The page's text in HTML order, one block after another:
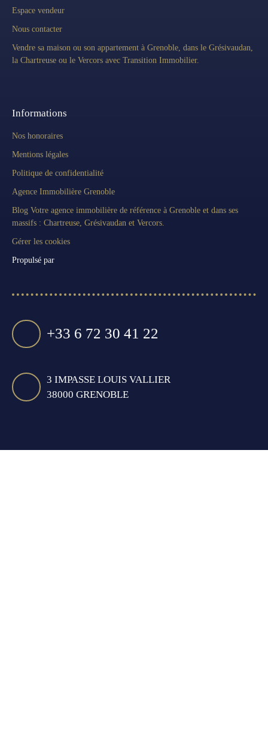
Espace vendeur
Nous contacter
Vendre sa maison ou son appartement à Grenoble, dans le Grésivaudan,
la Chartreuse ou le Vercors avec Transition Immobilier.
Informations
Nos honoraires
Mentions légales
Politique de confidentialité
Agence Immobilière Grenoble
Blog Votre agence immobilière de référence à Grenoble et dans ses
massifs : Chartreuse, Grésivaudan et Vercors.
Gérer les cookies
Propulsé par
+33 6 72 30 41 22
3 IMPASSE LOUIS VALLIER
38000 GRENOBLE